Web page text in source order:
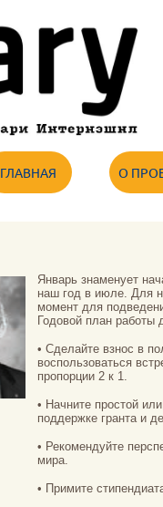
ГЛАВНАЯ О
Январь знаменует
наш год в июле. Для
момент для
Годовой план
• Сделайте взнос в
воспользоваться
пропорции 2 к 1.
• Начните простой
поддержке гранта и
• Рекомендуйте
мира.
• Примите